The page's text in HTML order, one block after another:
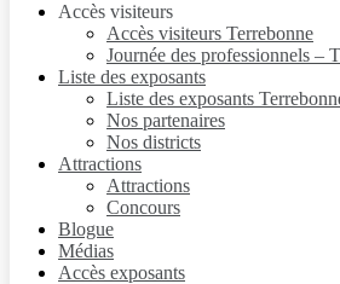
Accès visiteurs
Accès visiteurs Terrebonne
Journée des professionnels –
Liste des exposants
Liste des exposants
Nos partenaires
Nos districts
Attractions
Attractions
Concours
Blogue
Médias
Accès exposants